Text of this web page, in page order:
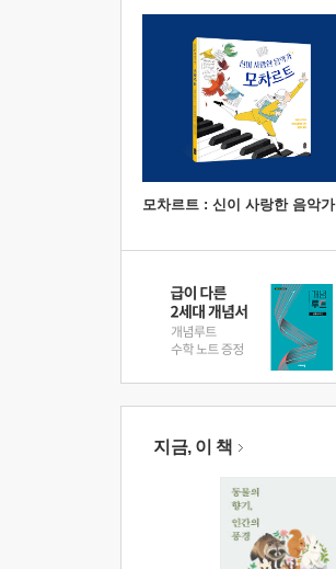
모차르트 : 신이 사랑한 음악가
지금, 이 책